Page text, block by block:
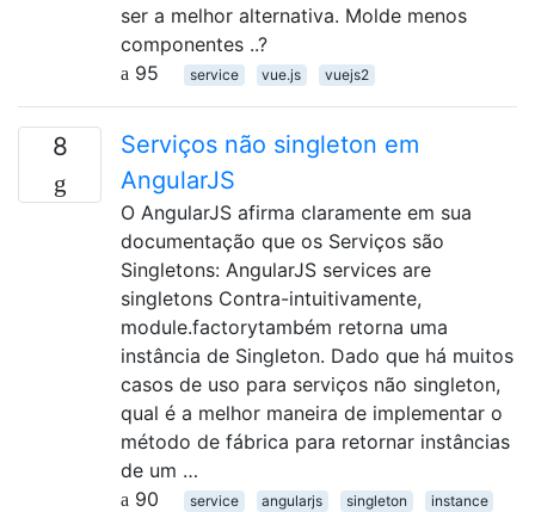
ser a melhor alternativa. Molde menos
componentes ..?
95
service vue.js vuejs2
8
Serviços não singleton em
AngularJS
O AngularJS afirma claramente em sua
documentação que os Serviços são
Singletons: AngularJS services are
singletons Contra-intuitivamente,
module.factorytambém retorna uma
instância de Singleton. Dado que há muitos
casos de uso para serviços não singleton,
qual é a melhor maneira de implementar o
método de fábrica para retornar instâncias
de um …
90
service angularjs singleton
instance